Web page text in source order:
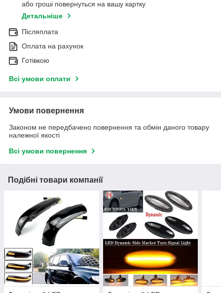
або гроші повернуться на вашу картку
Детальніше
Післяплата
Оплата на рахунок
Готівкою
Всі умови оплати
Умови повернення
Законом не передбачено повернення та обмін даного товару
належної якості
Всі умови повернення
Подібні товари компанії